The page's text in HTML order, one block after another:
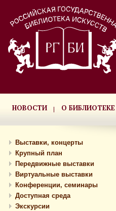
НОВОСТИ О БИБЛИОТЕКЕ
Выставки, концерты
Крупный план
Передвижные выставки
Виртуальные выставки
Конференции, семинары
Доступная среда
Экскурсии